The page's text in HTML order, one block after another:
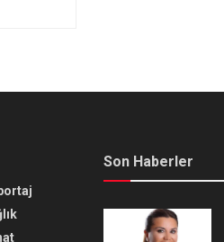
Son Haberler